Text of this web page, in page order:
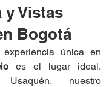
y Vistas
Bogotá
única en
es el lugar ideal.
nuestro